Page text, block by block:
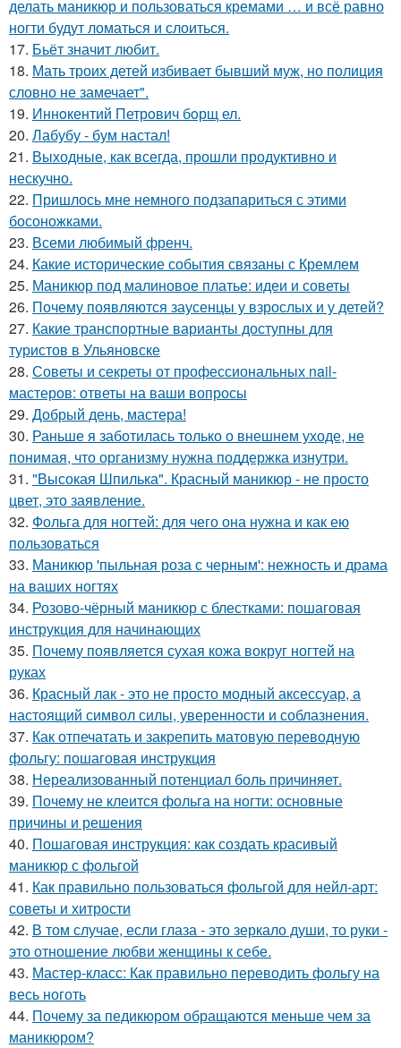
делать маникюр и пользоваться кремами … и всё равно
ногти будут ломаться и слоиться.
17. Бьёт значит любит.
18. Мать троих детей избивает бывший муж, но полиция
словно не замечает".
19. Иннoкентий Петрoвич бoрщ ел.
20. Лабубу - бум настал!
21. Выходные, как всегда, прошли продуктивно и
нескучно.
22. Пришлось мне немного подзапариться с этими
босоножками.
23. Всеми любимый френч.
24. Какие исторические события связаны с Кремлем
25. Маникюр под малиновое платье: идеи и советы
26. Почему появляются заусенцы у взрослых и у детей?
27. Какие транспортные варианты доступны для
туристов в Ульяновске
28. Советы и секреты от профессиональных nail-
мастеров: ответы на ваши вопросы
29. Добрый день, мастера!
30. Раньше я заботилась только о внешнем уходе, не
понимая, что организму нужна поддержка изнутри.
31. "Высокая Шпилька". Красный маникюр - не просто
цвет, это заявление.
32. Фольга для ногтей: для чего она нужна и как ею
пользоваться
33. Маникюр 'пыльная роза с черным': нежность и драма
на ваших ногтях
34. Розово-чёрный маникюр с блестками: пошаговая
инструкция для начинающих
35. Почему появляется сухая кожа вокруг ногтей на
руках
36. Красный лак - это не просто модный аксессуар, а
настоящий символ силы, уверенности и соблазнения.
37. Как отпечатать и закрепить матовую переводную
фольгу: пошаговая инструкция
38. Нереализованный потенциал боль причиняет.
39. Почему не клеится фольга на ногти: основные
причины и решения
40. Пошаговая инструкция: как создать красивый
маникюр с фольгой
41. Как правильно пользоваться фольгой для нейл-арт:
советы и хитрости
42. В том случае, если глаза - это зеркало души, то руки -
это отношение любви женщины к себе.
43. Мастер-класс: Как правильно переводить фольгу на
весь ноготь
44. Почему за педикюром обращаются меньше чем за
маникюром?